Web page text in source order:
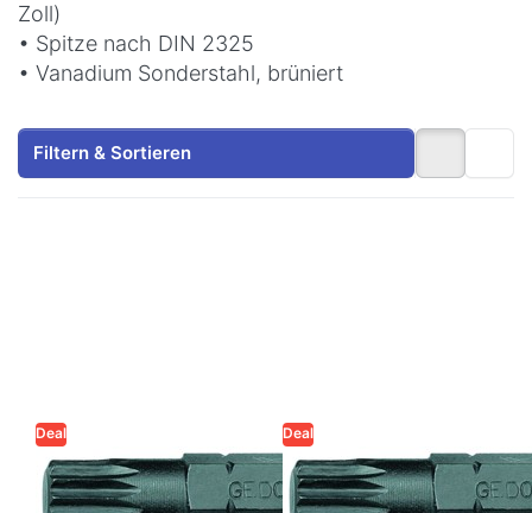
Zoll)
• Spitze nach DIN 2325
• Vanadium Sonderstahl, brüniert
Filtern & Sortieren
Deal
Zu diesem Produkt liegen noch keine Bewertungen
GEDORE
Deal
Zu diesem Produkt
GEDORE